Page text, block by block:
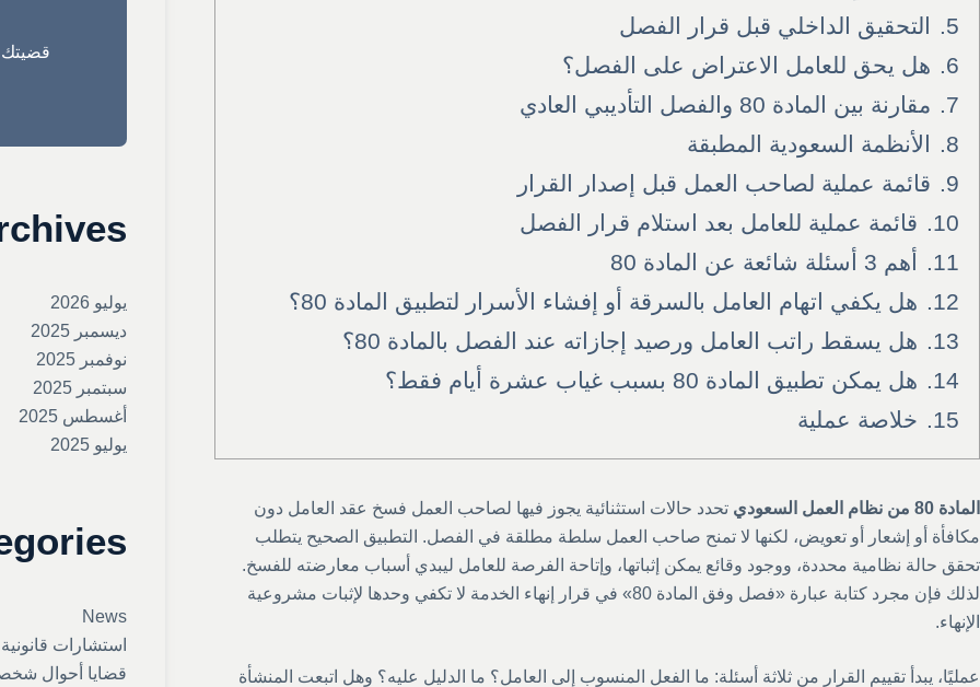
5.
التحقيق الداخلي قبل قرار الفصل
6.
هل يحق للعامل الاعتراض على الفصل؟
7.
مقارنة بين المادة 80 والفصل التأديبي العادي
8.
الأنظمة السعودية المطبقة
9.
قائمة عملية لصاحب العمل قبل إصدار القرار
10.
قائمة عملية للعامل بعد استلام قرار الفصل
11.
أهم 3 أسئلة شائعة عن المادة 80
12.
هل يكفي اتهام العامل بالسرقة أو إفشاء الأسرار لتطبيق المادة 80؟
13.
هل يسقط راتب العامل ورصيد إجازاته عند الفصل بالمادة 80؟
14.
هل يمكن تطبيق المادة 80 بسبب غياب عشرة أيام فقط؟
15.
خلاصة عملية
المادة 80 من نظام العمل السعودي
تحدد حالات استثنائية يجوز فيها لصاحب العمل فسخ عقد العامل دون
مكافأة أو إشعار أو تعويض، لكنها لا تمنح صاحب العمل سلطة مطلقة في الفصل. التطبيق الصحيح يتطلب
تحقق حالة نظامية محددة، ووجود وقائع يمكن إثباتها، وإتاحة الفرصة للعامل ليبدي أسباب معارضته للفسخ.
لذلك فإن مجرد كتابة عبارة «فصل وفق المادة 80» في قرار إنهاء الخدمة لا تكفي وحدها لإثبات مشروعية
الإنهاء.
عمليًا، يبدأ تقييم القرار من ثلاثة أسئلة: ما الفعل المنسوب إلى العامل؟ ما الدليل عليه؟ وهل اتبعت المنشأة
قضيتك
يوليو 2026
ديسمبر 2025
نوفمبر 2025
سبتمبر 2025
أغسطس 2025
يوليو 2025
News
استشارات قانونية
قضايا أحوال